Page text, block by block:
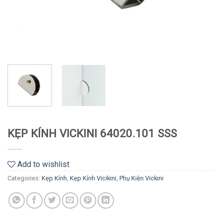
KẸP KÍNH VICKINI 64020.101 SSS
Add to wishlist
Categories: Kẹp Kính Kẹp Kính Vicikini Phụ Kiện Vickini